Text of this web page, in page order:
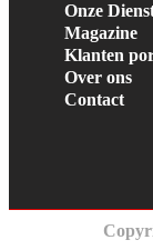
Onze
Magazine
Klanten
Over ons
Contact